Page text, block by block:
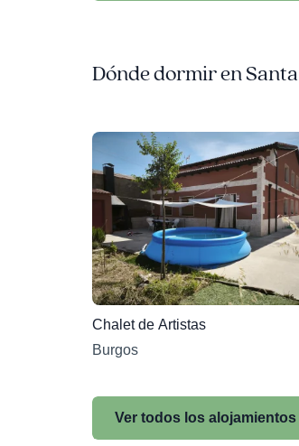
Dónde dormir en
Chalet de Artistas
Burgos
Ver todos los alojamientos